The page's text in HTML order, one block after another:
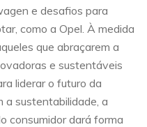
e desafios para
como a Opel. À medida
que abraçarem a
e sustentáveis
liderar o futuro da
a sustentabilidade, a
consumidor dará forma